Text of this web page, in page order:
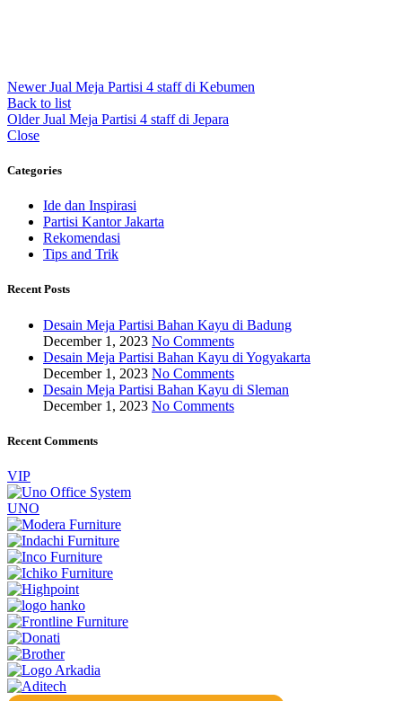
Newer Jual Meja Partisi 4 staff di Kebumen
Back to list
Older Jual Meja Partisi 4 staff di Jepara
Close
Categories
Ide dan Inspirasi
Partisi Kantor Jakarta
Rekomendasi
Tips and Trik
Recent Posts
Desain Meja Partisi Bahan Kayu di Badung
December 1, 2023 No Comments
Desain Meja Partisi Bahan Kayu di Yogyakarta
December 1, 2023 No Comments
Desain Meja Partisi Bahan Kayu di Sleman
December 1, 2023 No Comments
Recent Comments
VIP
UNO